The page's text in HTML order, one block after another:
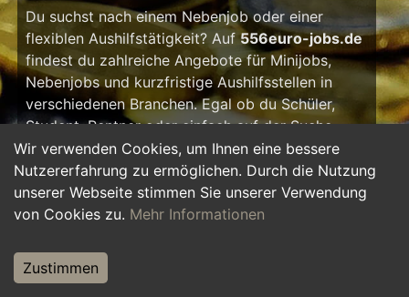
Wir verwenden Cookies, um Ihnen eine bessere
Nutzererfahrung zu ermöglichen. Durch die Nutzung
unserer Webseite stimmen Sie unserer Verwendung
von Cookies zu. Mehr Informationen
Zustimmen
Du suchst nach einem Nebenjob oder einer
flexiblen Aushilfstätigkeit? Auf556euro-jobs.de
findest du zahlreiche Angebote für Minijobs,
Nebenjobs und kurzfristige Aushilfsstellen in
verschiedenen Branchen. Egal ob du Schüler,
Student, Rentner oder einfach auf der Suche
nach einem kleinen Zusatzverdienst bist – hier
findest du die passende Tätigkeit, die zu deinem
Zeitplan passt.
Ein Nebenjob oder Aushilfsjob bietet viele